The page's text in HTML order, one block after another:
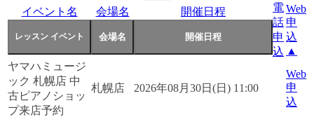
イベント名 会場名 開催日程
電
話
申
込
Web
申
込
▲
ヤマハミュージ
ック 札幌店 中
古ピアノショッ
プ来店予約
札幌店 2026年08月30日(日) 11:00
Web
申
込